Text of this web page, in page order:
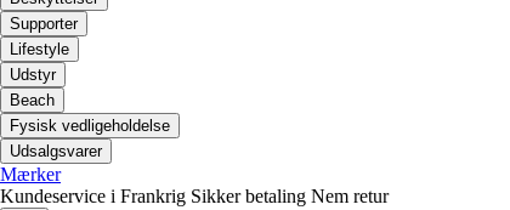
Supporter
Lifestyle
Udstyr
Beach
Fysisk vedligeholdelse
Udsalgsvarer
Mærker
Kundeservice i Frankrig Sikker betaling Nem retur